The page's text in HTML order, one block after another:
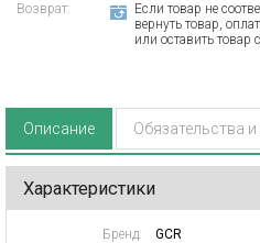
Возврат:
Если товар не
вернуть товар,
или оставить товар
Описание Обязательства
Характеристики
Бренд:
GCR